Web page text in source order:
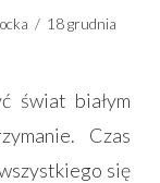
18 grudnia
świat białym
Czas
się